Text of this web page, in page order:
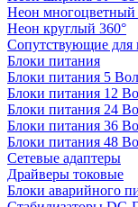
Неон многоцветный
Неон круглый 360°
Сопутствующие для
Блоки питания
Блоки питания 5
Блоки питания 12
Блоки питания 24
Блоки питания 36
Блоки питания 48
Сетевые адаптеры
Драйверы токовые
Блоки аварийного